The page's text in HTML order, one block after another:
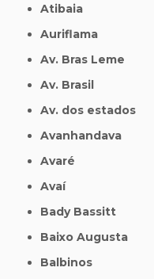
Atibaia
Auriflama
Av. Bras Leme
Av. Brasil
Av. dos estados
Avanhandava
Avaré
Avaí
Bady Bassitt
Baixo Augusta
Balbinos